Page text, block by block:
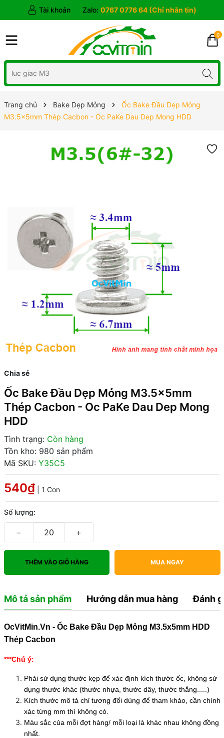
Tài khoản Zalo: 0767 0776 64 (Chỉ nhắn tin)
0
Trang chủ Bake Dẹp Mỏng
Ốc Bake Đầu Dẹp Mỏng
M3.5x5mm Thép Cacbon - Oc PaKe Dau Dep Mong HDD
Chia sẻ
Ốc Bake Đầu Dẹp Mỏng M3.5x5mm
Thép Cacbon - Oc PaKe Dau Dep Mong
HDD
Tình trạng: Còn hàng
Tồn kho: 980 sản phẩm
Mã SKU: Y35C5
540₫ | 1 Con
Số lượng:
− +
THÊM VÀO GIỎ HÀNG MUA NGAY
Mô tả sản phẩm Hướng dẫn mua hàng Đánh
OcVitMin.Vn - Ốc Bake Đầu Dẹp Mỏng M3.5x5mm HDD
Thép Cacbon
***Chú ý:
Phải sử dụng thước kẹp để xác định kích thước ốc, không sử
dụng thước khác (thước nhựa, thước dây, thước thẳng.....)
Kích thước mô tả chỉ tương đối dùng để tham khảo, cần chính
xác từng mm thì không có.
Màu sắc của mỗi đợt hàng/ mỗi loại là khác nhau không đồng
nhất.